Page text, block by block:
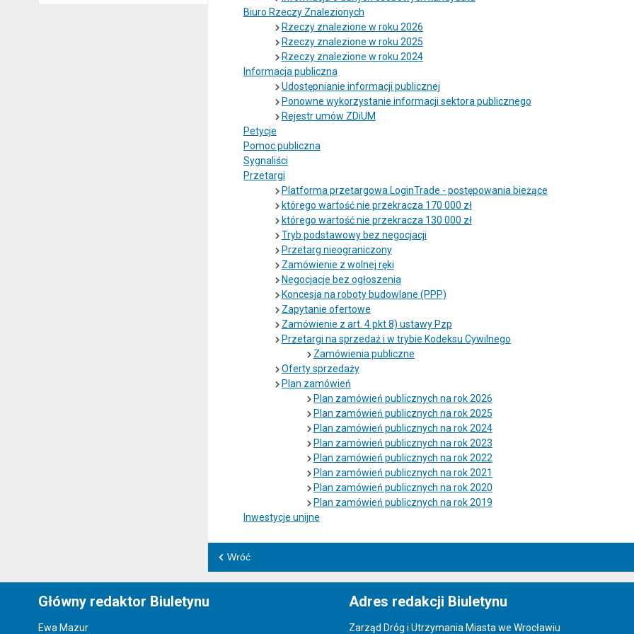
Biuro Rzeczy Znalezionych
Rzeczy znalezione w roku 2026
Rzeczy znalezione w roku 2025
Rzeczy znalezione w roku 2024
Informacja publiczna
Udostępnianie informacji publicznej
Ponowne wykorzystanie informacji sektora publicznego
Rejestr umów ZDiUM
Petycje
Pomoc publiczna
Sygnaliści
Przetargi
Platforma przetargowa LoginTrade - postępowania bieżące
którego wartość nie przekracza 170 000 zł
którego wartość nie przekracza 130 000 zł
Tryb podstawowy bez negocjacji
Przetarg nieograniczony
Zamówienie z wolnej ręki
Negocjacje bez ogłoszenia
Koncesja na roboty budowlane (PPP)
Zapytanie ofertowe
Zamówienie z art. 4 pkt 8) ustawy Pzp
Przetargi na sprzedaż i w trybie Kodeksu Cywilnego
Zamówienia publiczne
Oferty sprzedaży
Plan zamówień
Plan zamówień publicznych na rok 2026
Plan zamówień publicznych na rok 2025
Plan zamówień publicznych na rok 2024
Plan zamówień publicznych na rok 2023
Plan zamówień publicznych na rok 2022
Plan zamówień publicznych na rok 2021
Plan zamówień publicznych na rok 2020
Plan zamówień publicznych na rok 2019
Inwestycje unijne
Wróć
Główny redaktor Biuletynu
Ewa Mazur
Adres redakcji Biuletynu
Zarząd Dróg i Utrzymania Miasta we Wrocławiu